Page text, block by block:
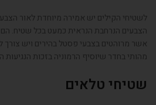
לשטיחי הקילים יש אמירה מיוחדת לאור
הצבעים הנרחבת הנראית כמעט בכל שטיח.
אשר מרוהטים בצבעי פסטל בהירים ויש צורך
מהותי בחדר שיוסיף הרמוניה בזכות הנגיעות
שטיחי טלאים